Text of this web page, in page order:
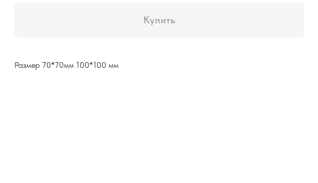
Купить
Размер 70*70мм 100*100 мм